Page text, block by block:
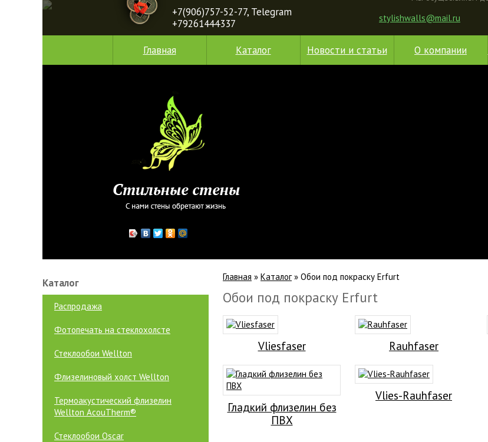
+7(906)757-52-77, Telegram
+79261444337
stylishwalls@mail.ru
Главная Каталог Новости и статьи О компании
Каталог
Распродажа
Фотопечать на стеклохолсте
Стеклообои Wellton
Флизелиновый холст Wellton
Термоакустический флизелин
Wellton AcouTherm®
Стеклообои Oscar
Главная » Каталог» Обои под покраску Erfurt
Обои под покраску Erfurt
Vliesfaser Rauhfaser
Гладкий флизелин без
ПВХ
Vlies-Rauhfaser